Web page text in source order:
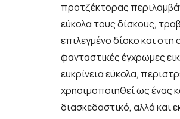
προτζέκτορας
εύκολα τους δίσκους,
επιλεγμένο δίσκο και στη
φανταστικές έγχρωμες
ευκρίνεια εύκολα,
χρησιμοποιηθεί ως ένας
διασκεδαστικό, αλλά και